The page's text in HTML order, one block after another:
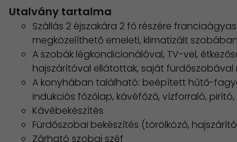
Utalvány tartalma
Szállás 2 éjszakára 2 fő részére
megközelíthető emeleti, klimatizált szobában
A szobák légkondicionálóval, TV-vel,
hajszárítóval ellátottak, saját fürdőszobával
A konyhában található: beépített hűtő-
indukciós főzőlap, kávéfőző, vízforraló,
Kávébekészítés
Fürdőszobai bekészítés (törölköző,
Zárható szobai széf